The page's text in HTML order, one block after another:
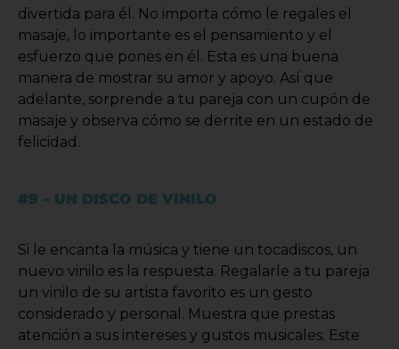
divertida para él. No importa cómo le regales el
masaje, lo importante es el pensamiento y el
esfuerzo que pones en él. Esta es una buena
manera de mostrar su amor y apoyo. Así que
adelante, sorprende a tu pareja con un cupón de
masaje y observa cómo se derrite en un estado de
felicidad.
#9 – UN DISCO DE VINILO
Si le encanta la música y tiene un tocadiscos, un
nuevo vinilo es la respuesta. Regalarle a tu pareja
un vinilo de su artista favorito es un gesto
considerado y personal. Muestra que prestas
atención a sus intereses y gustos musicales. Este